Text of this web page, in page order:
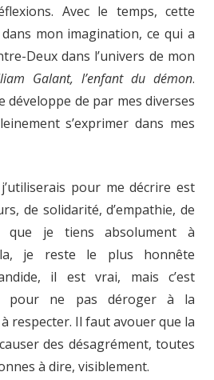
Avec le temps, cette
mon imagination, ce qui a
Deux dans l’univers de mon
Galant, l’enfant du démon.
développe de par mes diverses
s’exprimer dans mes
pour me décrire est
de solidarité, d’empathie, de
que je tiens absolument à
je reste le plus honnête
il est vrai, mais c’est
pour ne pas déroger à la
respecter. Il faut avouer que la
des désagrément, toutes
à dire, visiblement.